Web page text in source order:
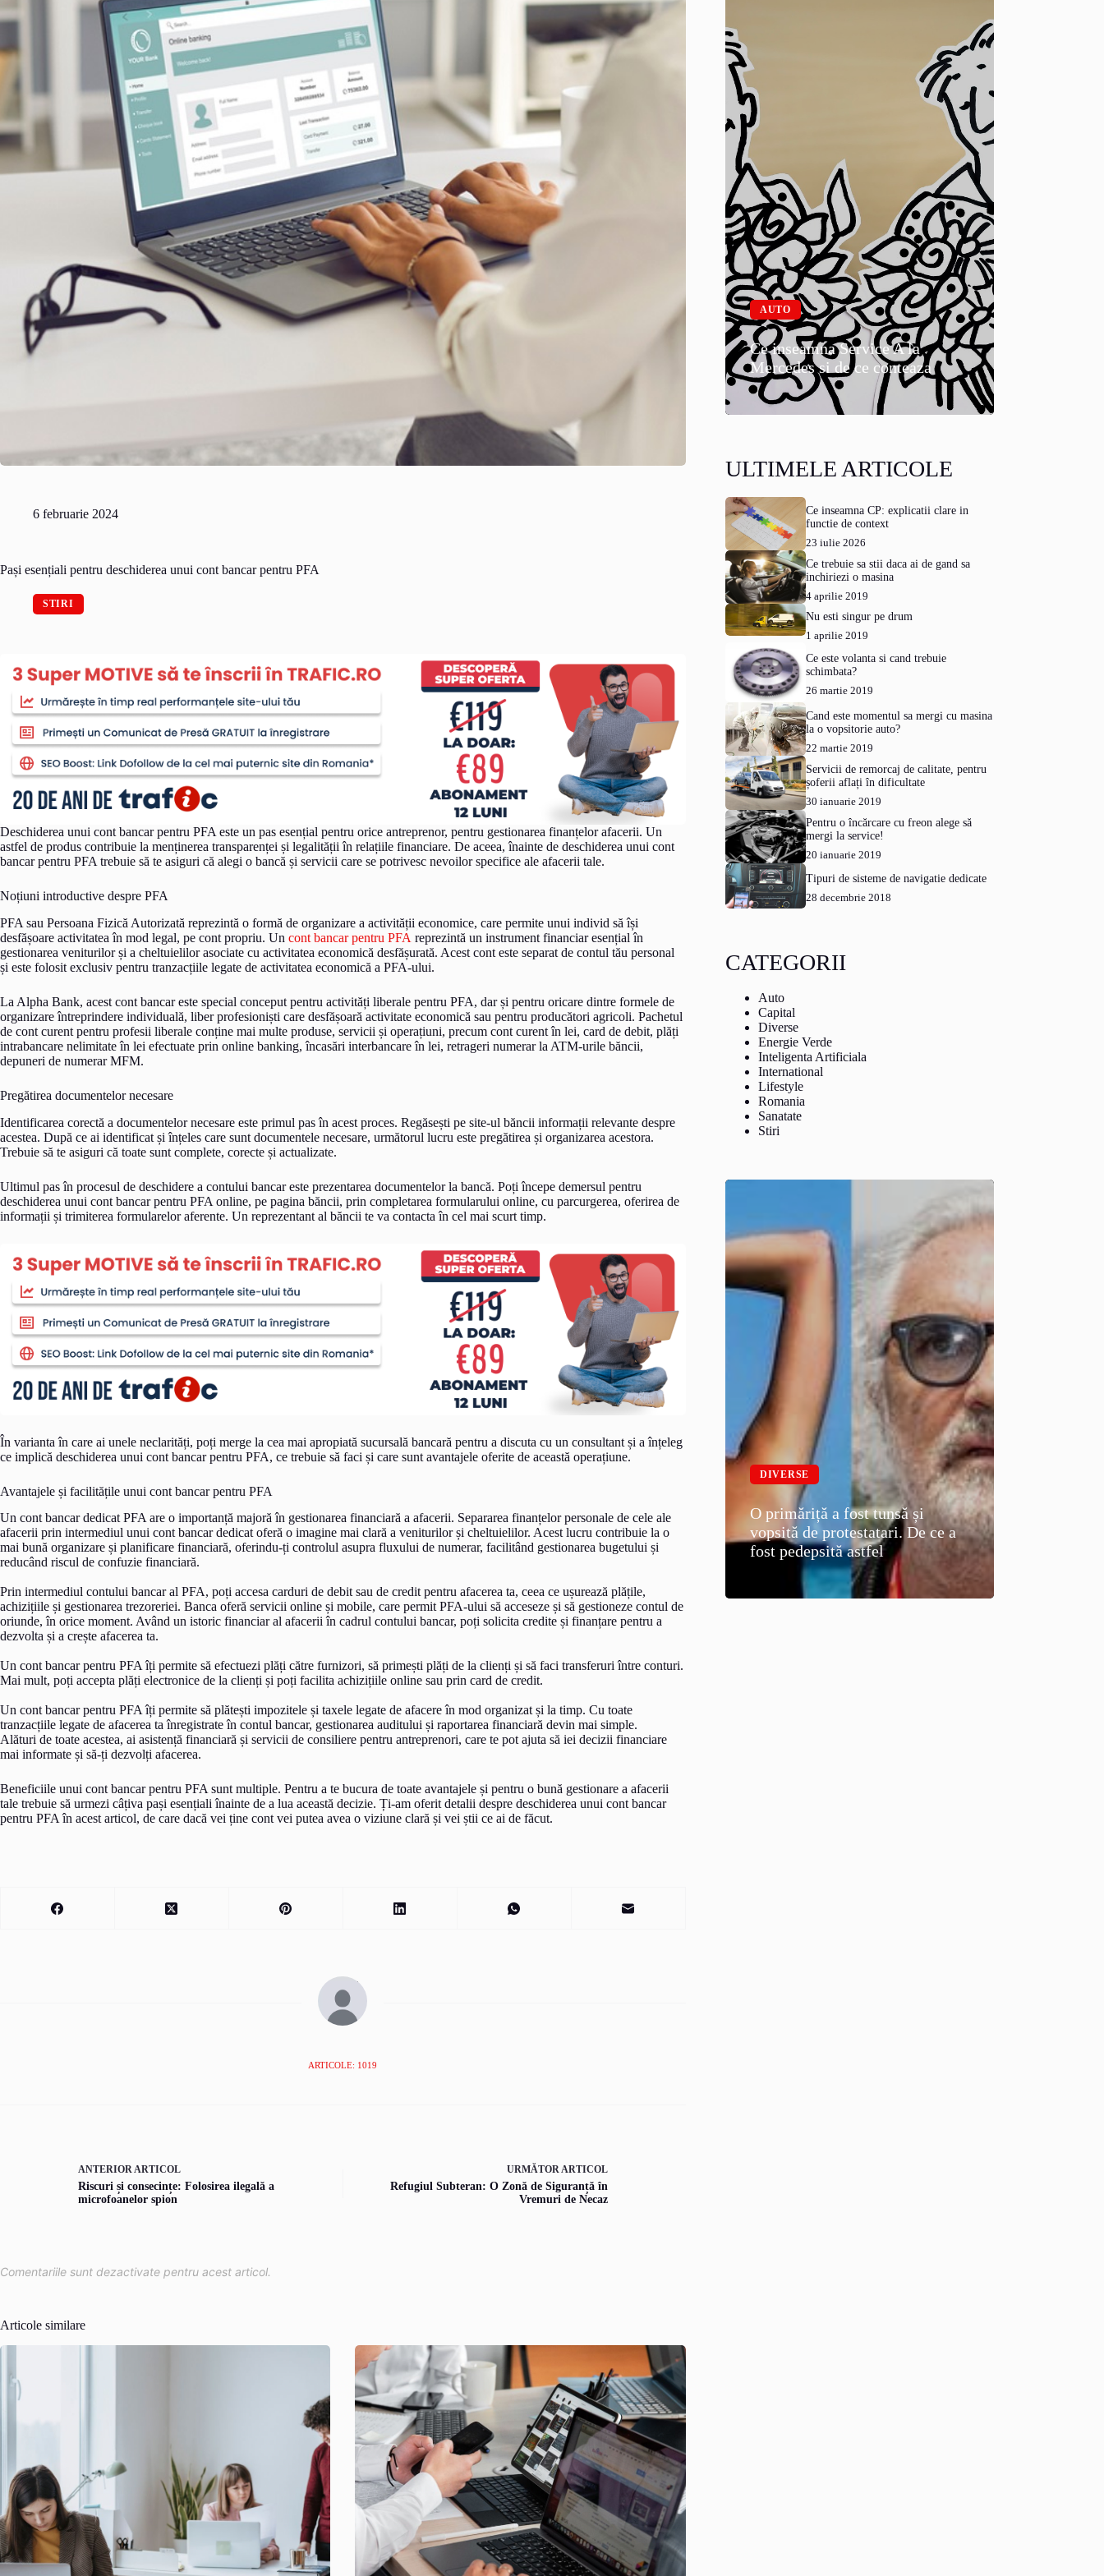
6 februarie 2024
Pași esențiali pentru deschiderea unui cont bancar pentru PFA
STIRI
Deschiderea unui cont bancar pentru PFA este un pas esențial pentru orice antreprenor, pentru gestionarea finanțelor afacerii. Un
astfel de produs contribuie la menținerea transparenței și legalității în relațiile financiare. De aceea, înainte de deschiderea unui cont
bancar pentru PFA trebuie să te asiguri că alegi o bancă și servicii care se potrivesc nevoilor specifice ale afacerii tale.
Noțiuni introductive despre PFA
PFA sau Persoana Fizică Autorizată reprezintă o formă de organizare a activității economice, care permite unui individ să își
desfășoare activitatea în mod legal, pe cont propriu. Un cont bancar pentru PFA reprezintă un instrument financiar esențial în
gestionarea veniturilor și a cheltuielilor asociate cu activitatea economică desfășurată. Acest cont este separat de contul tău personal
și este folosit exclusiv pentru tranzacțiile legate de activitatea economică a PFA-ului.
La Alpha Bank, acest cont bancar este special conceput pentru activități liberale pentru PFA, dar și pentru oricare dintre formele de
organizare întreprindere individuală, liber profesioniști care desfășoară activitate economică sau pentru producători agricoli. Pachetul
de cont curent pentru profesii liberale conține mai multe produse, servicii și operațiuni, precum cont curent în lei, card de debit, plăți
intrabancare nelimitate în lei efectuate prin online banking, încasări interbancare în lei, retrageri numerar la ATM-urile băncii,
depuneri de numerar MFM.
Pregătirea documentelor necesare
Identificarea corectă a documentelor necesare este primul pas în acest proces. Regăsești pe site-ul băncii informații relevante despre
acestea. După ce ai identificat și înțeles care sunt documentele necesare, următorul lucru este pregătirea și organizarea acestora.
Trebuie să te asiguri că toate sunt complete, corecte și actualizate.
Ultimul pas în procesul de deschidere a contului bancar este prezentarea documentelor la bancă. Poți începe demersul pentru
deschiderea unui cont bancar pentru PFA online, pe pagina băncii, prin completarea formularului online, cu parcurgerea, oferirea de
informații și trimiterea formularelor aferente. Un reprezentant al băncii te va contacta în cel mai scurt timp.
În varianta în care ai unele neclarități, poți merge la cea mai apropiată sucursală bancară pentru a discuta cu un consultant și a înțeleg
ce implică deschiderea unui cont bancar pentru PFA, ce trebuie să faci și care sunt avantajele oferite de această operațiune.
Avantajele și facilitățile unui cont bancar pentru PFA
Un cont bancar dedicat PFA are o importanță majoră în gestionarea financiară a afacerii. Separarea finanțelor personale de cele ale
afacerii prin intermediul unui cont bancar dedicat oferă o imagine mai clară a veniturilor și cheltuielilor. Acest lucru contribuie la o
mai bună organizare și planificare financiară, oferindu-ți controlul asupra fluxului de numerar, facilitând gestionarea bugetului și
reducând riscul de confuzie financiară.
Prin intermediul contului bancar al PFA, poți accesa carduri de debit sau de credit pentru afacerea ta, ceea ce ușurează plățile,
achizițiile și gestionarea trezoreriei. Banca oferă servicii online și mobile, care permit PFA-ului să acceseze și să gestioneze contul de
oriunde, în orice moment. Având un istoric financiar al afacerii în cadrul contului bancar, poți solicita credite și finanțare pentru a
dezvolta și a crește afacerea ta.
Un cont bancar pentru PFA îți permite să efectuezi plăți către furnizori, să primești plăți de la clienți și să faci transferuri între conturi.
Mai mult, poți accepta plăți electronice de la clienți și poți facilita achizițiile online sau prin card de credit.
Un cont bancar pentru PFA îți permite să plătești impozitele și taxele legate de afacere în mod organizat și la timp. Cu toate
tranzacțiile legate de afacerea ta înregistrate în contul bancar, gestionarea auditului și raportarea financiară devin mai simple.
Alături de toate acestea, ai asistență financiară și servicii de consiliere pentru antreprenori, care te pot ajuta să iei decizii financiare
mai informate și să-ți dezvolți afacerea.
Beneficiile unui cont bancar pentru PFA sunt multiple. Pentru a te bucura de toate avantajele și pentru o bună gestionare a afacerii
tale trebuie să urmezi câțiva pași esențiali înainte de a lua această decizie. Ți-am oferit detalii despre deschiderea unui cont bancar
pentru PFA în acest articol, de care dacă vei ține cont vei putea avea o viziune clară și vei știi ce ai de făcut.
ARTICOLE: 1019
ANTERIOR ARTICOL
Riscuri și consecințe: Folosirea ilegală a
microfoanelor spion
URMĂTOR ARTICOL
Refugiul Subteran: O Zonă de Siguranță în
Vremuri de Necaz
Comentariile sunt dezactivate pentru acest articol.
Articole similare
AUTO
Ce inseamna Service A la
Mercedes si de ce conteaza
ULTIMELE ARTICOLE
Ce inseamna CP: explicatii clare in
functie de context
23 iulie 2026
Ce trebuie sa stii daca ai de gand sa
inchiriezi o masina
4 aprilie 2019
Nu esti singur pe drum
1 aprilie 2019
Ce este volanta si cand trebuie
schimbata?
26 martie 2019
Cand este momentul sa mergi cu masina
la o vopsitorie auto?
22 martie 2019
Servicii de remorcaj de calitate, pentru
șoferii aflați în dificultate
30 ianuarie 2019
Pentru o încărcare cu freon alege să
mergi la service!
20 ianuarie 2019
Tipuri de sisteme de navigatie dedicate
28 decembrie 2018
CATEGORII
Auto
Capital
Diverse
Energie Verde
Inteligenta Artificiala
International
Lifestyle
Romania
Sanatate
Stiri
DIVERSE
O primăriță a fost tunsă și
vopsită de protestatari. De ce a
fost pedepsită astfel